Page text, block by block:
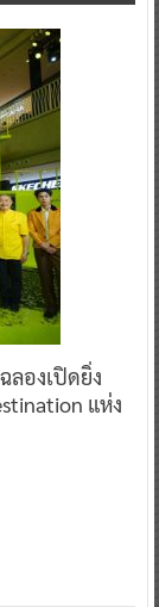
ลองเปิดยิ่ง
แห่ง